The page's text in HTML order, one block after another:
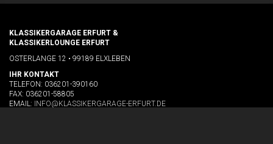
KLASSIKERGARAGE ERFURT &
KLASSIKERLOUNGE ERFURT
OSTERLANGE 12 • 99189 ELXLEBEN
IHR KONTAKT
TELEFON: 036201-390160
FAX: 036201-58805
EMAIL:
INFO@KLASSIKERGARAGE-ERFURT.DE